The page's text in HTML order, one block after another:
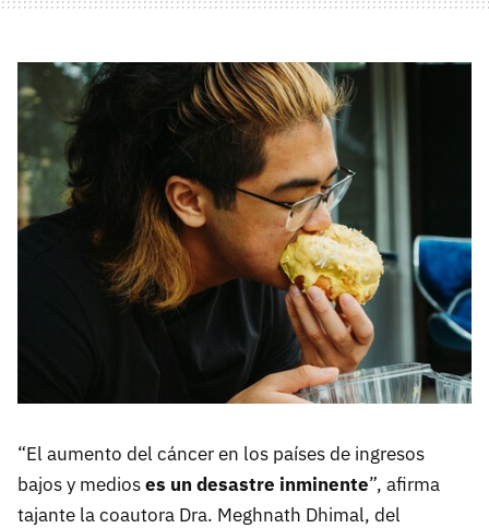
“El aumento del cáncer en los países de ingresos
bajos y medioses un desastre inminente”, afirma
tajante la coautora Dra. Meghnath Dhimal, del